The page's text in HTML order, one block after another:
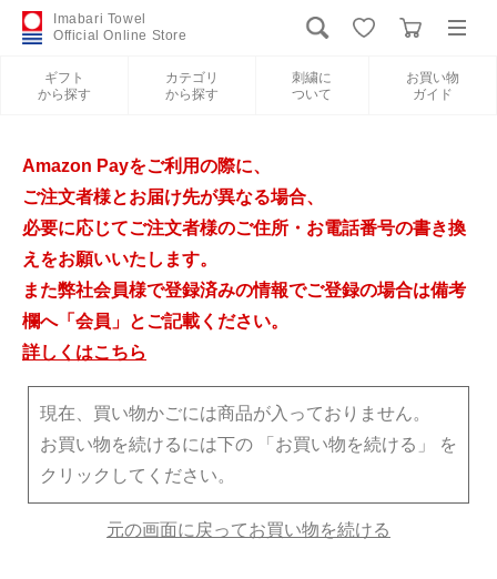
Imabari Towel
Official Online Store
ギフト
から探す
カテゴリ
から探す
刺繍に
ついて
お買い物
ガイド
新規会員登録
ギフトから探す
カテゴリから探す
刺繍について
お買い物ガイド
今治タオルについて
当サイトについて
Amazon Payをご利用の際に、
ご注文者様とお届け先が異なる場合、
必要に応じてご注文者様のご住所・お電話番号の書き換
えをお願いいたします。
また弊社会員様で登録済みの情報でご登録の場合は備考
欄へ「会員」とご記載ください。
詳しくはこちら
現在、買い物かごには商品が入っておりません。
お買い物を続けるには下の 「お買い物を続ける」 を
クリックしてください。
元の画面に戻ってお買い物を続ける